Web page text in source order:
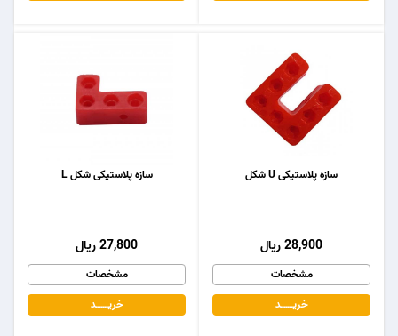
سازه پلاستیکی شکل L
27,800 ریال
مشخصات
خریـــــــد
سازه پلاستیکی U شکل
28,900 ریال
مشخصات
خریـــــــد